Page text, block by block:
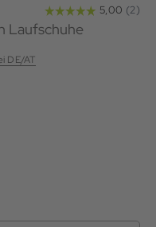
Laufschuhe
DE/AT